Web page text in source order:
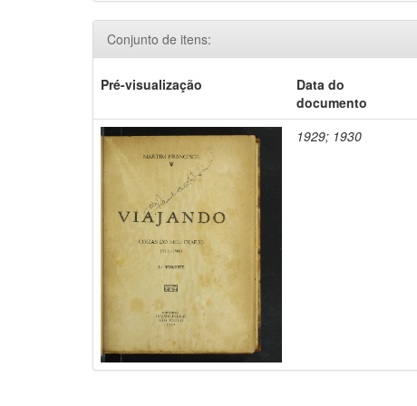
Conjunto de itens:
Pré-visualização
Data do
documento
1929; 1930